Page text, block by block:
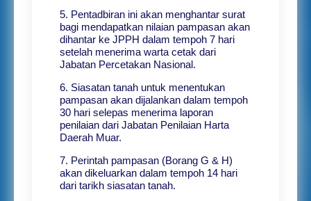
5. Pentadbiran ini akan menghantar surat
bagi mendapatkan nilaian pampasan akan
dihantar ke JPPH dalam tempoh 7 hari
setelah menerima warta cetak dari
Jabatan Percetakan Nasional.
6. Siasatan tanah untuk menentukan
pampasan akan dijalankan dalam tempoh
30 hari selepas menerima laporan
penilaian dari Jabatan Penilaian Harta
Daerah Muar.
7. Perintah pampasan (Borang G & H)
akan dikeluarkan dalam tempoh 14 hari
dari tarikh siasatan tanah.